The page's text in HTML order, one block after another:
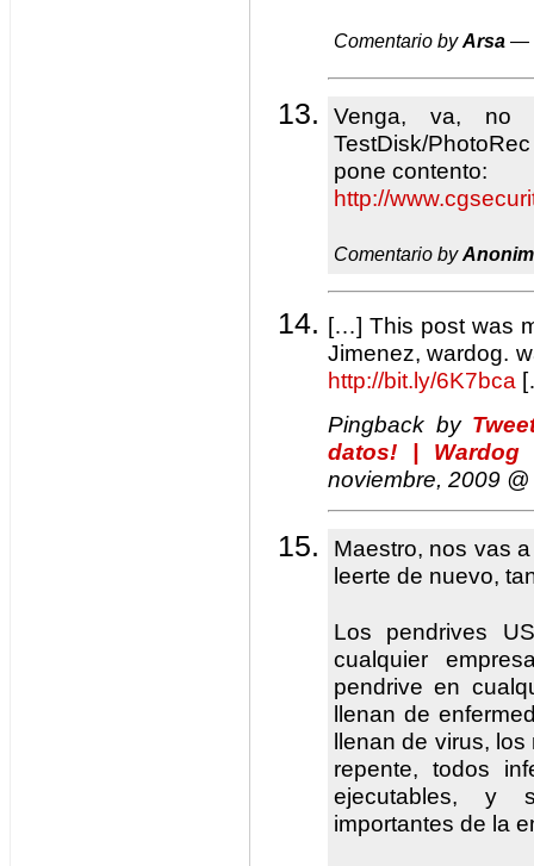
Comentario byArsa —
Venga, va, no
TestDisk/
pone contento:
http://
Comentario by
[…] This post was
Jimenez, wardog.
http://bit.ly/6K7bca
Pingback by
datos! | Wardog
noviembre, 2009 @
Maestro, nos vas
leerte de nuevo,
Los pendrives
cualquier
pendrive en
llenan de
llenan de virus,
repente, todos
ejecutables, y
importantes de la